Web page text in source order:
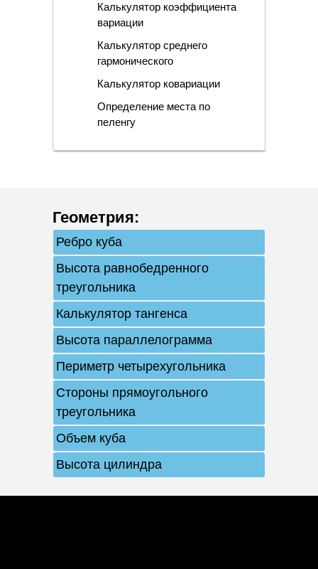
Калькулятор коэффициента
вариации
Калькулятор среднего
гармонического
Калькулятор ковариации
Определение места по
пеленгу
Геометрия:
Ребро куба
Высота равнобедренного
треугольника
Калькулятор тангенса
Высота параллелограмма
Периметр четырехугольника
Стороны прямоугольного
треугольника
Объем куба
Высота цилиндра